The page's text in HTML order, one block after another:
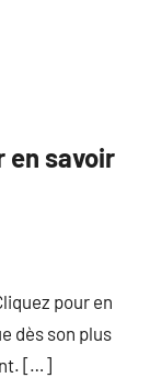
en savoir
pour en
dès son plus
[…]